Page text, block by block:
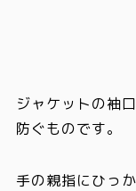
ジャケットの袖
防ぐものです。
手の親指にひっ